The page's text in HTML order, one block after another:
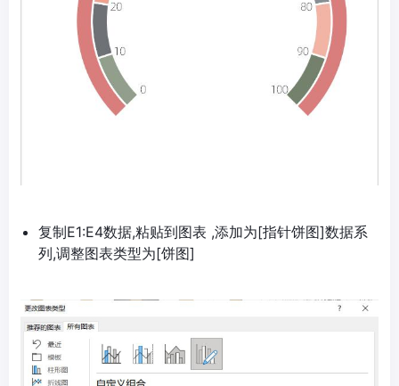
复制E1:E4数据,粘贴到图表 ,添加为[指针饼图]数据系
列,调整图表类型为[饼图]